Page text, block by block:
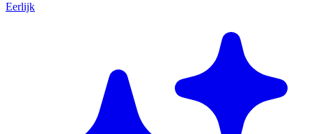
Eerlijk